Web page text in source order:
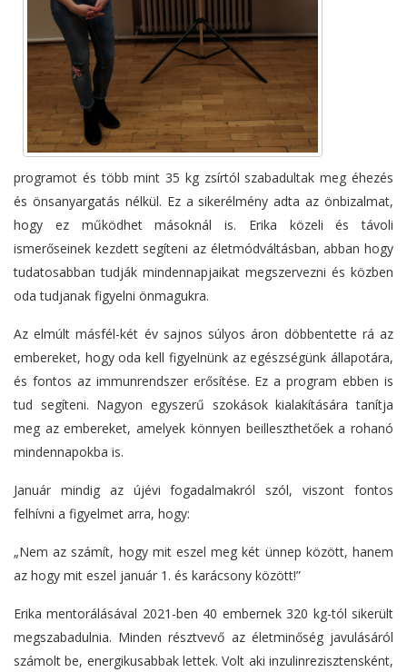
programot és több mint 35 kg zsírtól szabadultak meg éhezés
és önsanyargatás nélkül. Ez a sikerélmény adta az önbizalmat,
hogy ez működhet másoknál is. Erika közeli és távoli
ismerőseinek kezdett segíteni az életmódváltásban, abban hogy
tudatosabban tudják mindennapjaikat megszervezni és közben
oda tudjanak figyelni önmagukra.
Az elmúlt másfél-két év sajnos súlyos áron döbbentette rá az
embereket, hogy oda kell figyelnünk az egészségünk állapotára,
és fontos az immunrendszer erősítése. Ez a program ebben is
tud segíteni. Nagyon egyszerű szokások kialakítására tanítja
meg az embereket, amelyek könnyen beilleszthetőek a rohanó
mindennapokba is.
Január mindig az újévi fogadalmakról szól, viszont fontos
felhívni a figyelmet arra, hogy:
„Nem az számít, hogy mit eszel meg két ünnep között, hanem
az hogy mit eszel január 1. és karácsony között!”
Erika mentorálásával 2021-ben 40 embernek 320 kg-tól sikerült
megszabadulnia. Minden résztvevő az életminőség javulásáról
számolt be, energikusabbak lettek. Volt aki inzulinrezisztensként,